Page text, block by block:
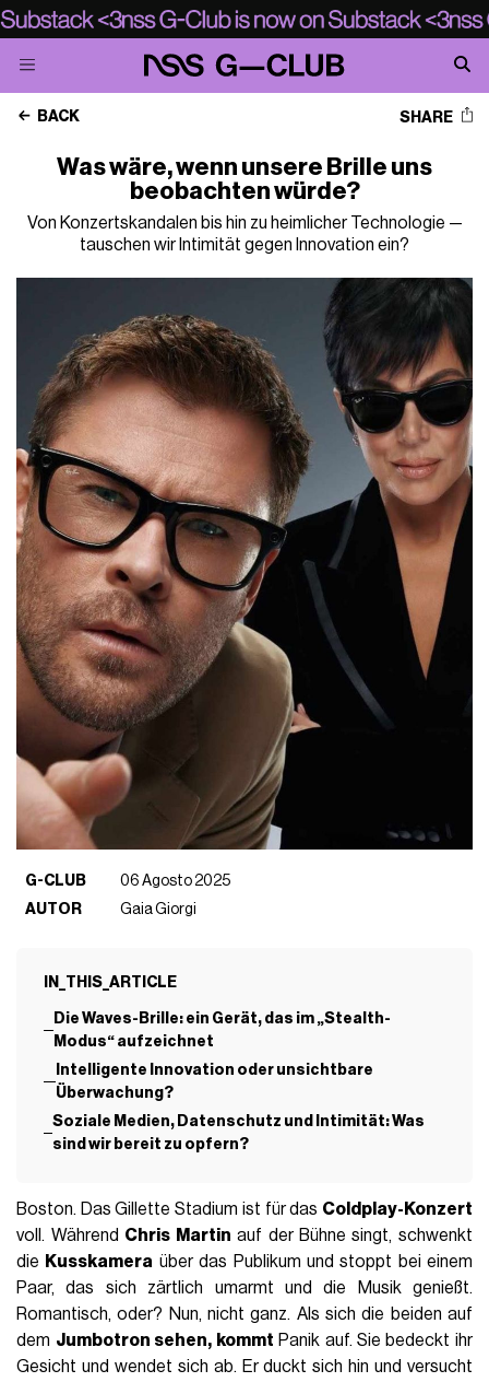
BACK SHARE
Was wäre, wenn unsere Brille uns
beobachten würde?
Von Konzertskandalen bis hin zu heimlicher Technologie —
tauschen wir Intimität gegen Innovation ein?
G-CLUB
06 Agosto 2025
AUTOR
Gaia Giorgi
IN_THIS_ARTICLE
Die Waves-Brille: ein Gerät, das im „Stealth-
Modus“ aufzeichnet
Intelligente Innovation oder unsichtbare
Überwachung?
Soziale Medien, Datenschutz und Intimität: Was
sind wir bereit zu opfern?
Boston. Das Gillette Stadium ist für das Coldplay-Konzert
voll. Während Chris Martin auf der Bühne singt, schwenkt
die Kusskamera über das Publikum und stoppt bei einem
Paar, das sich zärtlich umarmt und die Musik genießt.
Romantisch, oder? Nun, nicht ganz. Als sich die beiden auf
dem Jumbotron sehen, kommt Panik auf. Sie bedeckt ihr
Gesicht und wendet sich ab. Er duckt sich hin und versucht